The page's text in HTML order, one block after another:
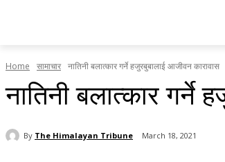
Home सामाचार नातिनी बलात्कार गर्ने हजुरबुबालाई आजीवन कारावास
नातिनी बलात्कार गर्ने
By The Himalayan Tribune March 18, 2021